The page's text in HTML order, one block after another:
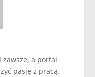
zawsze, a portal
pasję z pracą.